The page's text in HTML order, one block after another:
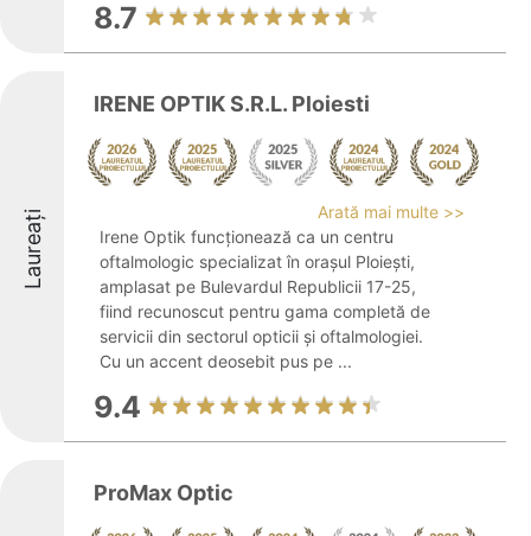
8.7
Laureați
IRENE OPTIK S.R.L. Ploiesti
Arată mai multe >>
Irene Optik funcționează ca un centru
oftalmologic specializat în orașul Ploiești,
amplasat pe Bulevardul Republicii 17-25,
fiind recunoscut pentru gama completă de
servicii din sectorul opticii și oftalmologiei.
Cu un accent deosebit pus pe ...
9.4
ProMax Optic